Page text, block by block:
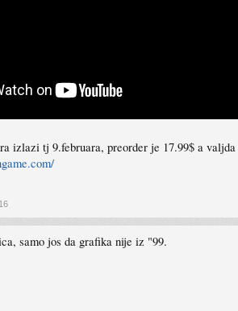
izlazi tj 9.februara, preorder je 17.99$ a
samo jos da grafika nije iz "99.